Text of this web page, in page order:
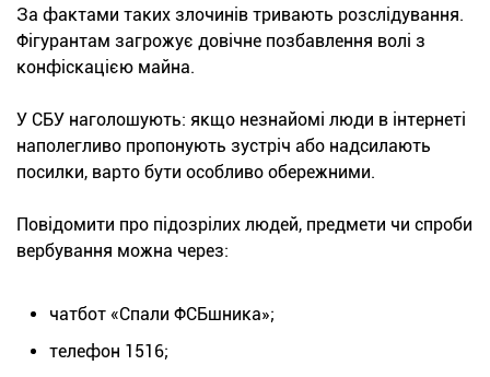
За фактами таких злочинів тривають розслідування.
Фігурантам загрожує довічне позбавлення волі з
конфіскацією майна.
У СБУ наголошують: якщо незнайомі люди в інтернеті
наполегливо пропонують зустріч або надсилають
посилки, варто бути особливо обережними.
Повідомити про підозрілих людей, предмети чи спроби
вербування можна через:
чатбот «Спали ФСБшника»;
телефон 1516;